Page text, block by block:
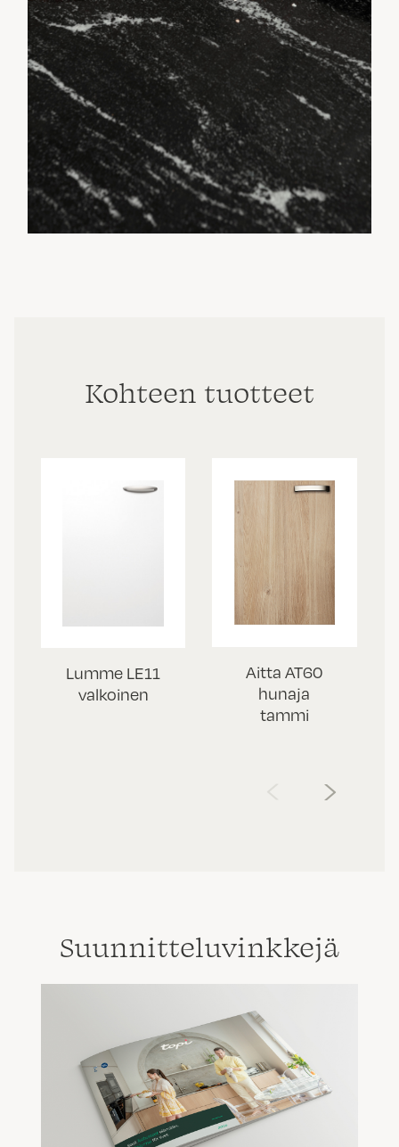
Kohteen tuotteet
Lumme LE11
valkoinen
Aitta AT60
hunaja
tammi
›
Suunnittelu­vinkkejä